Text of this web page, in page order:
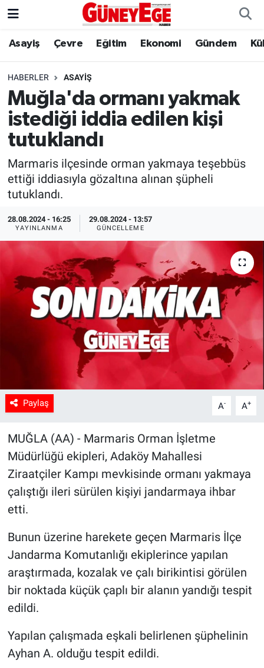
Asayiş Çevre Eğitim Ekonomi Gündem
HABERLER ASAYIŞ
Muğla'da ormanı yakmak
istediği iddia edilen kişi
tutuklandı
Marmaris ilçesinde orman yakmaya teşebbüs
ettiği iddiasıyla gözaltına alınan şüpheli
tutuklandı.
28.08.2024 - 16:25
YAYINLANMA
29.08.2024 - 13:57
GÜNCELLEME
Paylaş A- A+
MUĞLA (AA) - Marmaris Orman İşletme
Müdürlüğü ekipleri, Adaköy Mahallesi
Ziraatçiler Kampı mevkisinde ormanı yakmaya
çalıştığı ileri sürülen kişiyi jandarmaya ihbar
etti.
Bunun üzerine harekete geçen Marmaris İlçe
Jandarma Komutanlığı ekiplerince yapılan
araştırmada, kozalak ve çalı birikintisi görülen
bir noktada küçük çaplı bir alanın yandığı tespit
edildi.
Yapılan çalışmada eşkali belirlenen şüphelinin
Ayhan A. olduğu tespit edildi.
Asayiş
Çevre
Eğitim
Ekonomi
Gündem
Kültür Sanat
Magazin
Politika
Sağlık
Spor
İstanbul Hava Durumu
İstanbul Trafik Yoğunluk Haritası
Süper Lig Puan Durumu ve Fikstür
Tüm Manşetler
Son Dakika Haberleri
Haber Arşivi